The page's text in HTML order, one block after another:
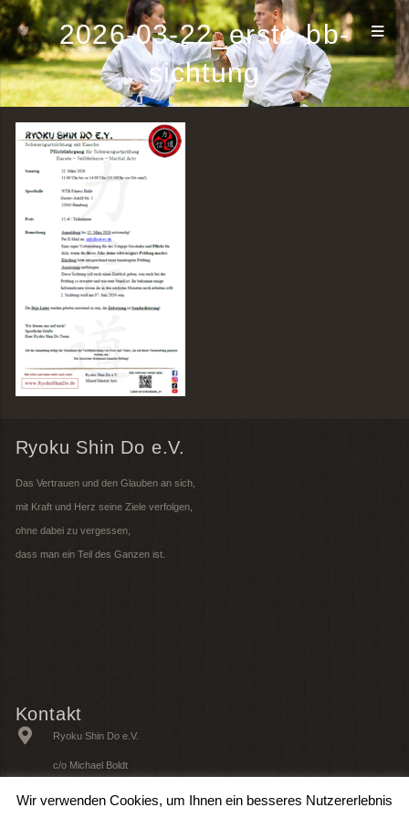
2026-03-22_erste-bb-
sichtung
Ryoku Shin Do e.V.
Das Vertrauen und den Glauben an sich,
mit Kraft und Herz seine Ziele verfolgen,
ohne dabei zu vergessen,
dass man ein Teil des Ganzen ist.
Kontakt
Ryoku Shin Do e.V.
c/o Michael Boldt
Wir verwenden Cookies, um Ihnen ein besseres Nutzererlebnis